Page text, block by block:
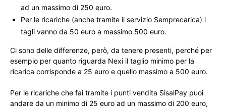
ad un massimo di 250 euro.
Per le ricariche (anche tramite il servizio Semprecarica) i
tagli vanno da 50 euro a massimo 500 euro.
Ci sono delle differenze, però, da tenere presenti, perché per
esempio per quanto riguarda Nexi il taglio minimo per la
ricarica corrisponde a 25 euro e quello massimo a 500 euro.
Per le ricariche che fai tramite i punti vendita SisalPay puoi
andare da un minimo di 25 euro ad un massimo di 200 euro,